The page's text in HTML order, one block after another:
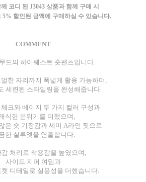
코디 된 J3043 상품과 함께 구매 시
5% 할인된 금액에 구매하실 수 있습니다.
COMMENT
드의 하이웨스트 숏팬츠입니다.
한 자리까지 폭넓게 활용 가능하며,
세련된 스타일링을 완성해줍니다.
크와 베이지 두 가지 컬러 구성과
식한 분위기를 더했으며,
은 숏 기장감과 세미 A라인 핏으로
한 실루엣을 연출합니다.
처리로 착용감을 높였으며,
사이드 지퍼 여밈과
디테일로 실용성을 더했습니다.